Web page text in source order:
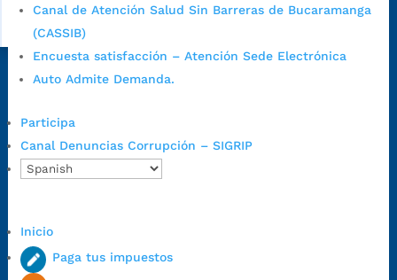
Canal de Atención Salud Sin Barreras de Bucaramanga
(CASSIB)
Encuesta satisfacción – Atención Sede Electrónica
Auto Admite Demanda.
Participa
Canal Denuncias Corrupción – SIGRIP
Inicio
Paga tus impuestos
Dirección Fase I: Calle 35 # 10-43, Bucaramanga, Santander,
Dirección Fase II:
Colombia
Código Postal:
680006. Código Dane: 68001.
Horario de Atención CAME (Central):